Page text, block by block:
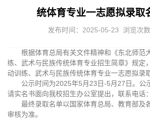
统体育专业一志愿拟录取
发布时间：2025-05-23 浏览次数
根据体育总局有关文件精神和《东北师范
练、武术与民族传统体育专业招生简章》规定
动训练、武术与民族传统体育专业一志愿拟录
公示时间为2025年5月23日-5月27日。公
请实名书面向我校招生办公室提出，联系电话
最终录取名单以国家体育总局、教育部及
审核为准。